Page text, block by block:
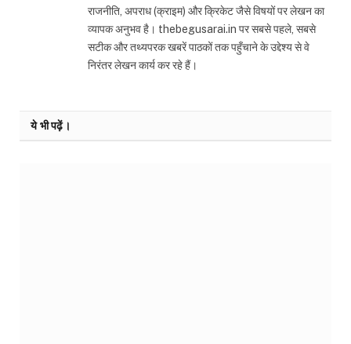
राजनीति, अपराध (क्राइम) और क्रिकेट जैसे विषयों पर लेखन का
व्यापक अनुभव है। thebegusarai.in पर सबसे पहले, सबसे
सटीक और तथ्यपरक खबरें पाठकों तक पहुँचाने के उद्देश्य से वे
निरंतर लेखन कार्य कर रहे हैं।
ये भी पढ़ें।